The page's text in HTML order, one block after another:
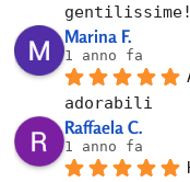
gentilissime!
Marina F.
1 anno fa
adorabili
Raffaela C.
1 anno fa